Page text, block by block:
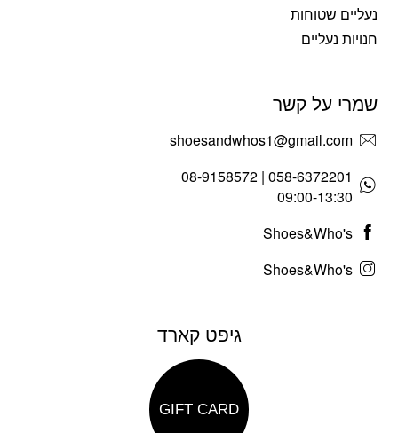
נעליים שטוחות
חנויות נעליים
שמרי על קשר
shoesandwhos1@gmail.com
058-6372201 | 08-9158572
09:00-13:30
Shoes&Who's
Shoes&Who's
גיפט קארד
GIFT CARD